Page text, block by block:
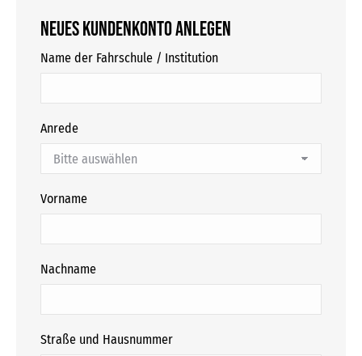
Neues Kundenkonto anlegen
Name der Fahrschule / Institution
Anrede
Vorname
Nachname
Straße und Hausnummer